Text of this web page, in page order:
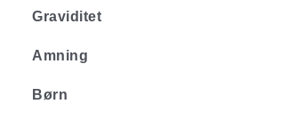
Graviditet
Amning
Børn